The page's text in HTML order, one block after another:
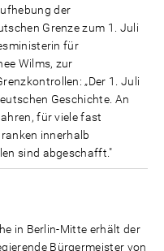
der
Grenze zum 1. Juli
für
Wilms, zur
„Der 1. Juli
Geschichte. An
für viele fast
innerhalb
sind abgeschafft."
in Berlin-Mitte erhält der
Bürgermeister von